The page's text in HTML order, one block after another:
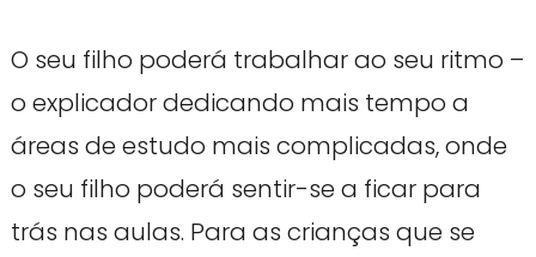
O seu filho poderá trabalhar ao seu ritmo –
o explicador dedicando mais tempo a
áreas de estudo mais complicadas, onde
o seu filho poderá sentir-se a ficar para
trás nas aulas. Para as crianças que se